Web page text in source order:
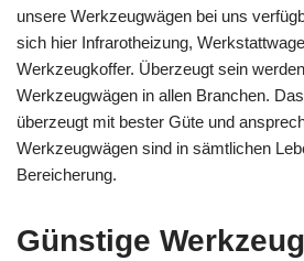
unsere Werkzeugwägen bei uns
sich hier Infrarotheizung,
Werkzeugkoffer. Überzeugt sein
Werkzeugwägen in allen Branchen.
überzeugt mit bester Güte und
Werkzeugwägen sind in sämtlichen
Bereicherung.
Günstige